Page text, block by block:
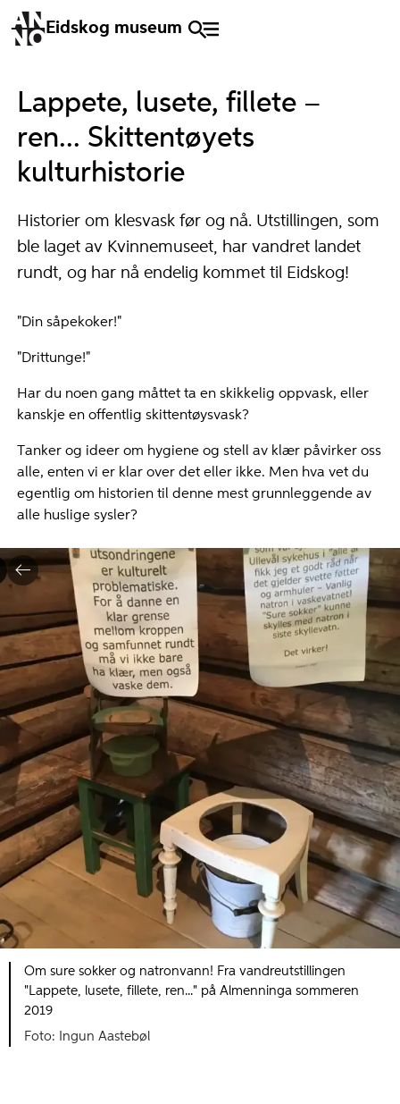
Eidskog museum
Lappete, lusete, fillete –
ren... Skittentøyets
kulturhistorie
Historier om klesvask før og nå. Utstillingen, som
ble laget av Kvinnemuseet, har vandret landet
rundt, og har nå endelig kommet til Eidskog!
"Din såpekoker!"
"Drittunge!"
Har du noen gang måttet ta en skikkelig oppvask, eller
kanskje en offentlig skittentøysvask?
Tanker og ideer om hygiene og stell av klær påvirker oss
alle, enten vi er klar over det eller ikke. Men hva vet du
egentlig om historien til denne mest grunnleggende av
alle huslige sysler?
Om sure sokker og natronvann! Fra vandreutstillingen
"Lappete, lusete, fillete, ren..." på Almenninga sommeren
2019
Ingun Aastebøl